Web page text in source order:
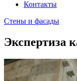
Контакты
Стены и фасады
Экспертиза